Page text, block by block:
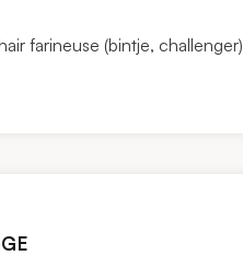
farineuse (bintje, challenger)